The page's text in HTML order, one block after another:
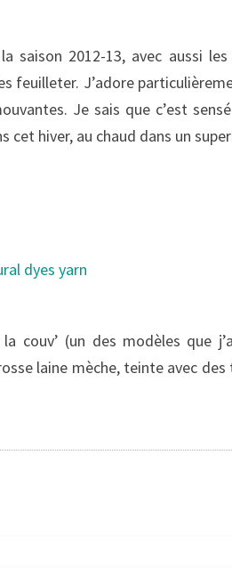
saison 2012-13, avec aussi
feuilleter. J’adore
Je sais que c’est
cet hiver, au chaud dans un
couv’ (un des modèles que
laine mèche, teinte avec